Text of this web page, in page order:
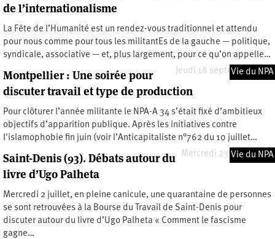
de l’internationalisme
La Fête de l’Humanité est un rendez-vous traditionnel et attendu
pour nous comme pour tous les militantEs de la gauche — politique,
syndicale, associative — et, plus largement, pour ce qu’on appelle…
Jeudi 18 septembre 2025
Vie du NPA
Montpellier : Une soirée pour
discuter travail et type de production
Pour clôturer l’année militante le NPA-A 34 s’était fixé d’ambitieux
objectifs d’apparition publique. Après les initiatives contre
l'islamophobie fin juin (voir l’Anticapitaliste n°762 du 10 juillet…
Mercredi 23 juillet 2025
Vie du NPA
Saint-Denis (93). Débats autour du
livre d’Ugo Palheta
Mercredi 2 juillet, en pleine canicule, une quarantaine de personnes
se sont retrouvées à la Bourse du Travail de Saint-Denis pour
discuter autour du livre d’Ugo Palheta « Comment le fascisme
gagne…